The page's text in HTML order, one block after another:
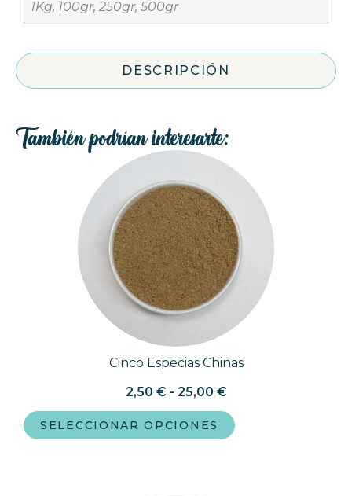
DESCRIPCIÓN
1Kg, 100gr, 250gr, 500gr
También podrían interesarte:
Cinco Especias Chinas
2,50 € - 25,00 €
SELECCIONAR OPCIONES